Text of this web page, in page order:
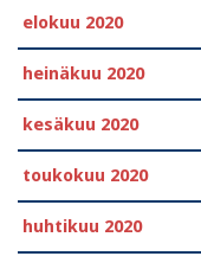
elokuu 2020
heinäkuu 2020
kesäkuu 2020
toukokuu 2020
huhtikuu 2020